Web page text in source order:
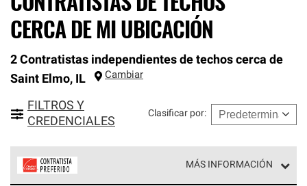
CERCA DE MI UBICACIÓN
2 Contratistas independientes de techos cerca de
Saint Elmo, IL Cambiar
FILTROS Y
CREDENCIALES
Clasificar por:
MÁS INFORMACIÓN